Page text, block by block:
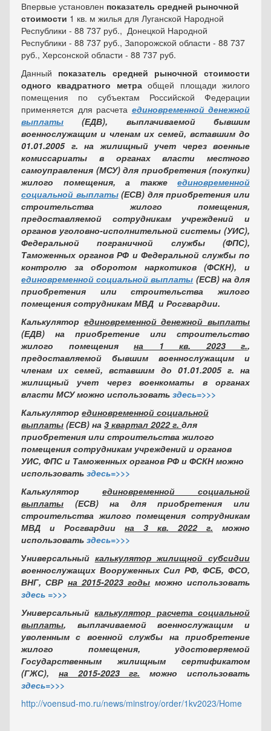
Впервые установлен показатель средней рыночной
стоимости 1 кв. м жилья для Луганской Народной
Республики - 88 737 руб., Донецкой Народной
Республики - 88 737 руб., Запорожской области - 88 737
руб., Херсонской области - 88 737 руб.
Данный показатель средней рыночной стоимости
одного квадратного метраобщей площади жилого
помещения по субъектам Российской Федерации
применяется для расчета единовременной денежной
выплаты (ЕДВ), выплачиваемой бывшим
военнослужащим и членам их семей, вставшим до
01.01.2005 г. на жилищный учет через военные
комиссариаты в органах власти местного
самоуправления (МСУ) для приобретения (покупки)
жилого помещения, а также единовременной
социальной выплаты(ЕСВ) для приобретения или
строительства жилого помещения,
предоставляемой сотрудникам учреждений и
органов уголовно-исполнительной системы (УИС),
Федеральной пограничной службы (ФПС),
Таможенных органов РФ и Федеральной службы по
контролю за оборотом наркотиков (ФСКН), и
единовременной социальной выплаты (ЕСВ) на для
приобретения или строительства жилого
помещения сотрудникам МВД и Росгвардии.
Калькулятор единовременной денежной выплаты
(ЕДВ) на приобретение или строительство
жилого помещения на 1 кв. 2023 г.,
предоставляемой бывшим военнослужащим и
членам их семей, вставшим до 01.01.2005 г. на
жилищный учет через военкоматы в органах
власти МСУ можно использовать здесь=>>>
Калькулятор единовременной социальной
выплаты (ЕСВ) на 3 квартал 2022 г. для
приобретения или строительства жилого
помещения сотрудникам учреждений и органов
УИС, ФПС и Таможенных органов РФ и ФСКН можно
использовать здесь=>>>
Калькулятор единовременной социальной
выплаты (ЕСВ) на для приобретения или
строительства жилого помещения сотрудникам
МВД и Росгвардии на 3 кв. 2022 г. можно
использовать здесь=>>>
Универсальный калькулятор жилищной субсидии
военнослужащих Вооруженных Сил РФ, ФСБ, ФСО,
ВНГ, СВР на 2015-2023 годы можно использовать
здесь =>>>
Универсальныйкалькулятор расчета социальной
выплаты, выплачиваемой военнослужащим и
уволенным с военной службы на приобретение
жилого помещения, удостоверяемой
Государственным жилищным сертификатом
(ГЖС), на 2015-2023 гг.
можно использовать
здесь=>>>
http://voensud-mo.ru/news/minstroy/order/1kv2023/Home